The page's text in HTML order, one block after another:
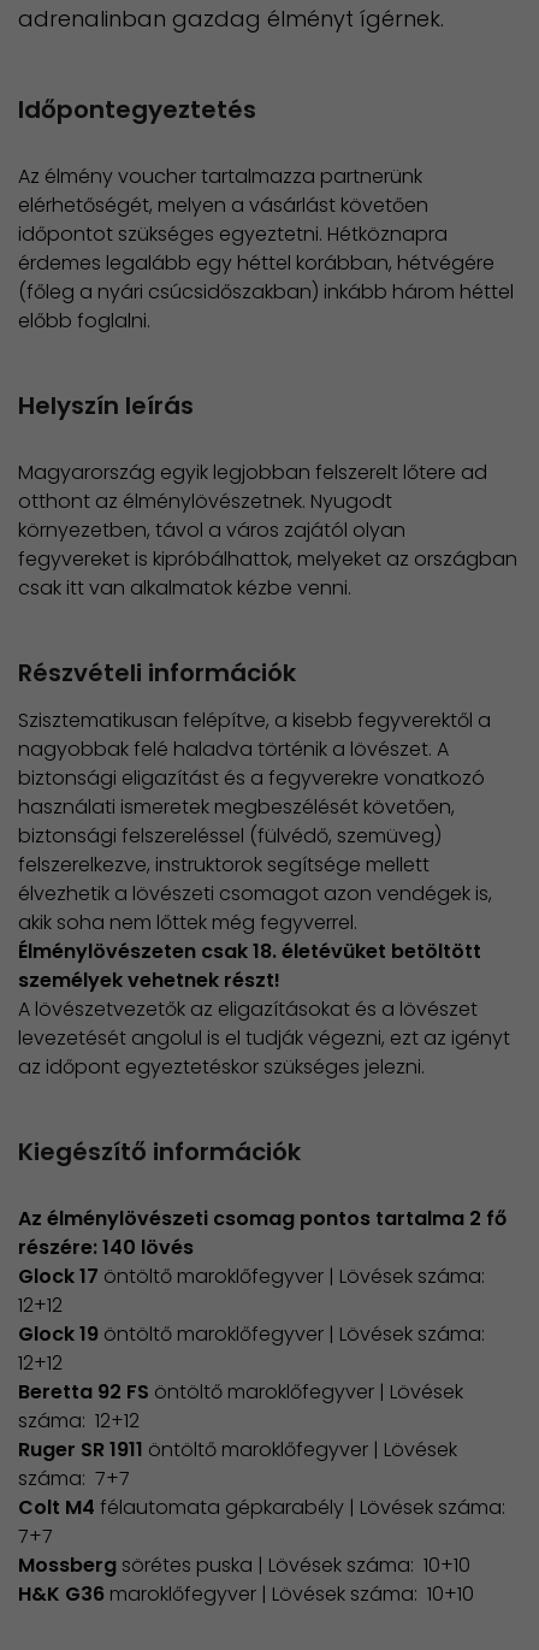
adrenalinban gazdag élményt ígérnek.
Időpontegyeztetés
Az élmény voucher tartalmazza partnerünk
elérhetőségét, melyen a vásárlást követően
időpontot szükséges egyeztetni. Hétköznapra
érdemes legalább egy héttel korábban, hétvégére
(főleg a nyári csúcsidőszakban) inkább három héttel
előbb foglalni.
Helyszín leírás
Magyarország egyik legjobban felszerelt lőtere ad
otthont az élménylövészetnek. Nyugodt
környezetben, távol a város zajától olyan
fegyvereket is kipróbálhattok, melyeket az országban
csak itt van alkalmatok kézbe venni.
Részvételi információk
Szisztematikusan felépítve, a kisebb fegyverektől a
nagyobbak felé haladva történik a lövészet. A
biztonsági eligazítást és a fegyverekre vonatkozó
használati ismeretek megbeszélését követően,
biztonsági felszereléssel (fülvédő, szemüveg)
felszerelkezve, instruktorok segítsége mellett
élvezhetik a lövészeti csomagot azon vendégek is,
akik soha nem lőttek még fegyverrel.
Élménylövészeten csak 18. életévüket betöltött
személyek vehetnek részt!
​A lövészetvezetők az eligazításokat és a lövészet
levezetését angolul is el tudják végezni, ezt az igényt
az időpont egyeztetéskor szükséges jelezni.
Kiegészítő információk
Az élménylövészeti csomag pontos tartalma 2 fő
részére: 140 lövés
​Glock 17 öntöltő maroklőfegyver | Lövések száma:
12+12
Glock 19 öntöltő maroklőfegyver | Lövések száma:
12+12
Beretta 92 FS öntöltő maroklőfegyver | Lövések
száma: 12+12
Ruger SR 1911 öntöltő maroklőfegyver | Lövések
száma: 7+7
Colt M4 félautomata gépkarabély | Lövések száma:
7+7
Mossberg sörétes puska | Lövések száma: 10+10
H&K G36 maroklőfegyver | Lövések száma: 10+10